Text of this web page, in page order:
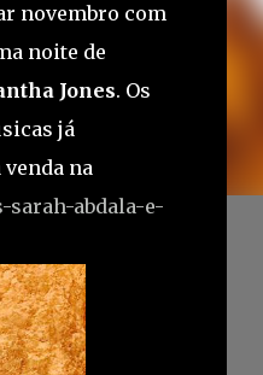
novembro com
noite de
Jones. Os
já
venda na
abdala-e-